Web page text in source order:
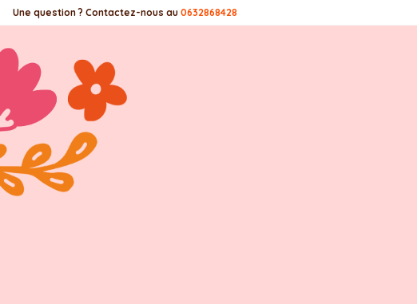
Panneau de gestion des cookies
Une question ? Contactez-nous au 0632868428